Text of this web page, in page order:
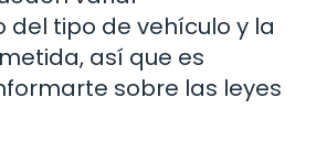
del tipo de vehículo y la
así que es
sobre las leyes